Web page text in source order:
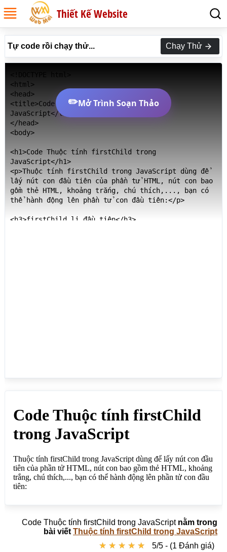
Thiết Kế Website
Tự code rồi chạy thử... Chạy Thử
<html>
<head>
<title>Code Thuộc tính firstChild trong
JavaScript</title>
</head>
<body>
<h1>Code Thuộc tính firstChild trong
JavaScript</h1>
<p>Thuộc tính firstChild trong JavaScript dùng để
lấy nút con đầu tiên của phần tử HTML, nút con bao
gồm thẻ HTML, khoảng trắng, chú thích,..., bạn có
thể hành động lên phần tử con đầu tiên:</p>
<h3>firstChild li đầu tiên</h3>
<h3>Khoảng trắng đầu tiên</h3>
<div id="divkt" style="border:1px solid
red;padding:20px;margin-bottom:10px"> <input
type="text" value="1"><input type="text" value="2">
<div>Lấy nút con đầu tiên là khoảng trắng(html):
<span id="kthtml"></span></div>
<h3>firstChild chú thích đầu tiên</h3>
<div id="divcthich" style="border:1px solid
<div>Lấy nút con đầu tiên là chú thích (HTML):
<span id="cthichhtml"></span></div>
// firstChild li đầu tiên
✏️Mở Trình Soạn Thảo
Code Thuộc tính firstChild trong JavaScript nằm trong
bài viết Thuộc tính firstChild trong JavaScript
★ ★ ★ ★ ★
★ ★ ★ ★ ★ 5/5 - (1 Đánh giá)